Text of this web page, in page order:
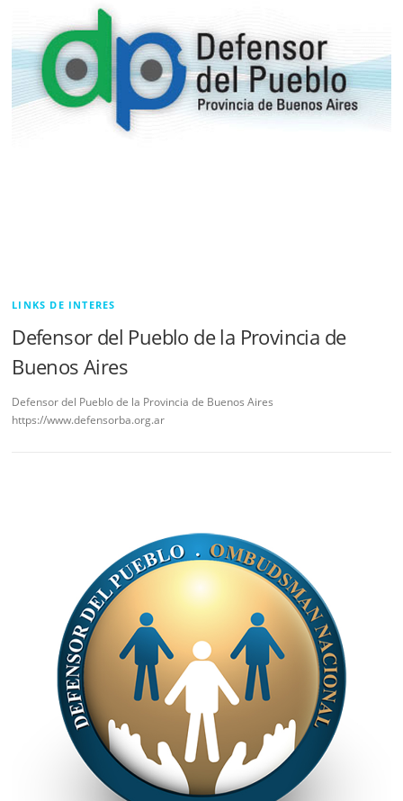
LINKS DE INTERES
Defensor del Pueblo de la Provincia de
Buenos Aires
Defensor del Pueblo de la Provincia de Buenos Aires
https://www.defensorba.org.ar